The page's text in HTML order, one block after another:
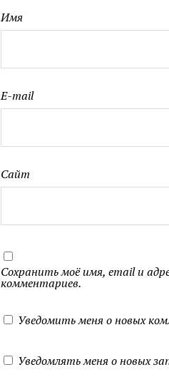
Имя
E-mail
Сайт
Сохранить моё имя, email и
комментариев.
Уведомить меня о новых
Уведомлять меня о новых